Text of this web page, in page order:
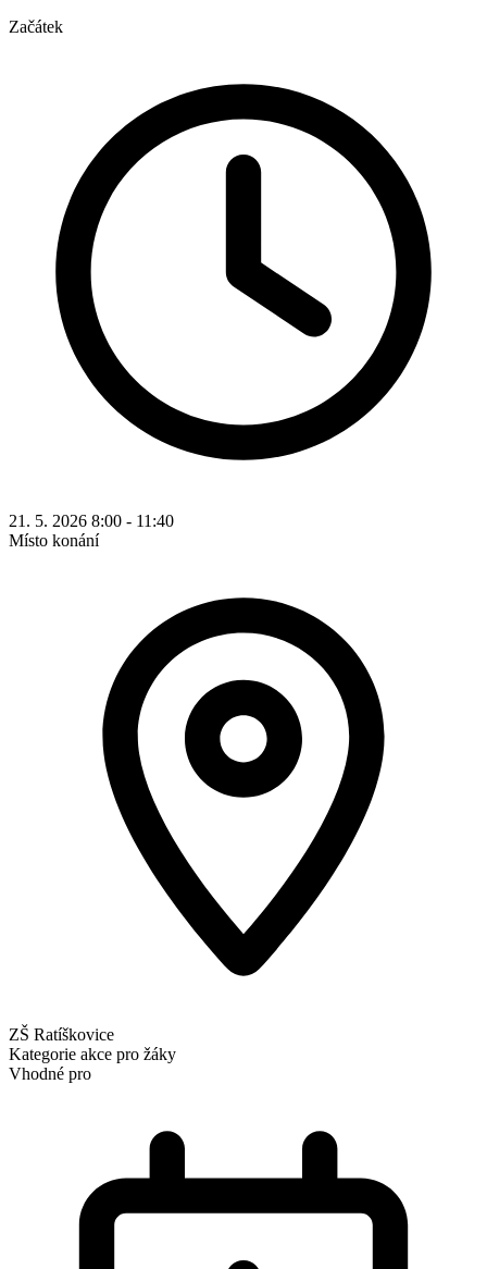
Začátek
21. 5. 2026 8:00 - 11:40
Místo konání
ZŠ Ratíškovice
Kategorie akce pro žáky
Vhodné pro